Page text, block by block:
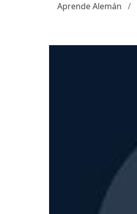
Aprende Alemán